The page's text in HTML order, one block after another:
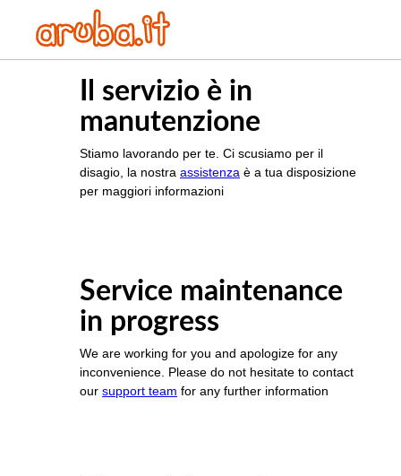
Il servizio è in
manutenzione
Stiamo lavorando per te. Ci scusiamo per il
disagio, la nostra assistenza è a tua disposizione
per maggiori informazioni
Service maintenance
in progress
We are working for you and apologize for any
inconvenience. Please do not hesitate to contact
our support team for any further information